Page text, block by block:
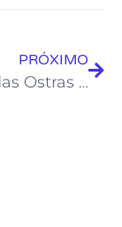
PRÓXIMO
UFF Rio das Ostras promove VII Semana de Cultura Afrobrasileira